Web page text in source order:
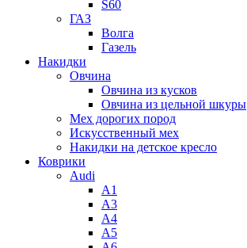
S60
ГАЗ
Волга
Газель
Накидки
Овчина
Овчина из кусков
Овчина из цельной шкуры
Мех дорогих пород
Искусственный мех
Накидки на детское кресло
Коврики
Audi
A1
A3
A4
A5